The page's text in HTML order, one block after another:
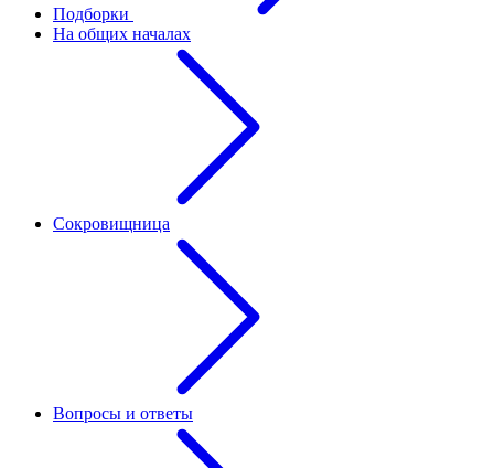
Подборки
На общих началах
Сокровищница
Вопросы и ответы